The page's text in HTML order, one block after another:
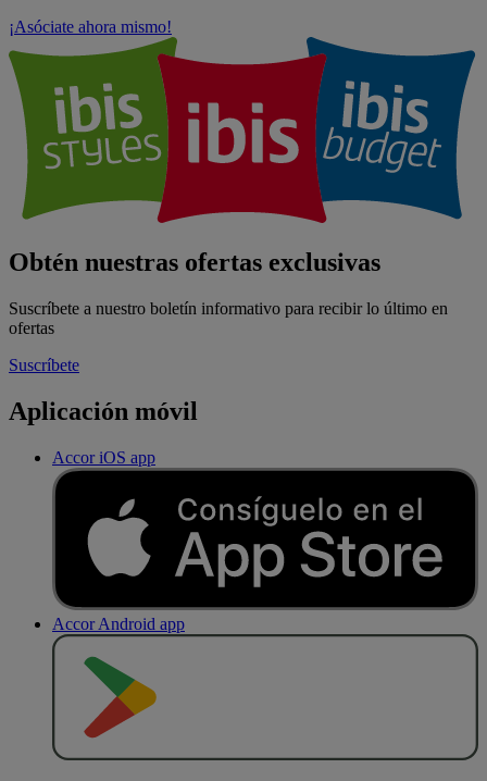
¡Asóciate ahora mismo!
Obtén nuestras ofertas exclusivas
Suscríbete a nuestro boletín informativo para recibir lo último en
ofertas
Suscríbete
Aplicación móvil
Accor iOS app
Accor Android app